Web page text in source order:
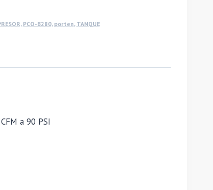
, PCO-B280, porten, TANQUE
a 90 PSI